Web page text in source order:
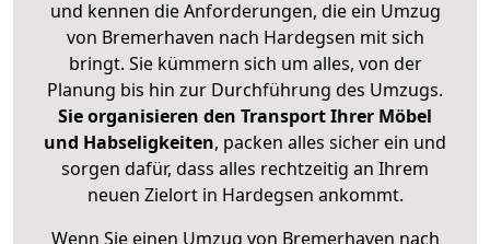
und kennen die Anforderungen, die ein Umzug
von Bremerhaven nach Hardegsen mit sich
bringt. Sie kümmern sich um alles, von der
Planung bis hin zur Durchführung des Umzugs.
Sie organisieren den Transport Ihrer Möbel
und Habseligkeiten, packen alles sicher ein und
sorgen dafür, dass alles rechtzeitig an Ihrem
neuen Zielort in Hardegsen ankommt.
Wenn Sie einen Umzug von Bremerhaven nach